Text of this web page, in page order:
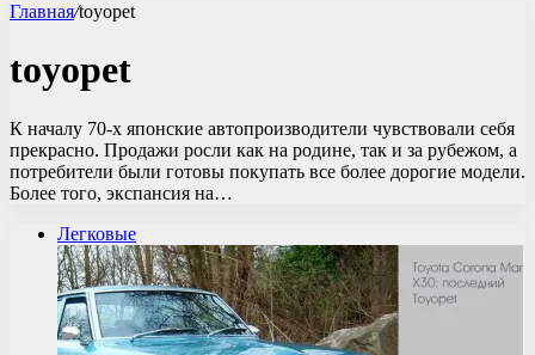
Главная/toyopet
toyopet
К началу 70-х японские автопроизводители чувствовали себя
прекрасно. Продажи росли как на родине, так и за рубежом, а
потребители были готовы покупать все более дорогие модели.
Более того, экспансия на…
Легковые